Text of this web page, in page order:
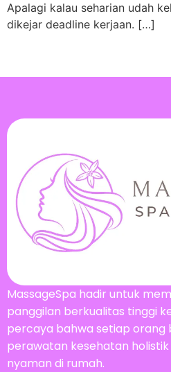
Apalagi kalau seharian udah
dikejar deadline kerjaan. […]
MassageSpa hadir untuk
panggilan berkualitas tinggi
percaya bahwa setiap
perawatan kesehatan
nyaman di rumah.